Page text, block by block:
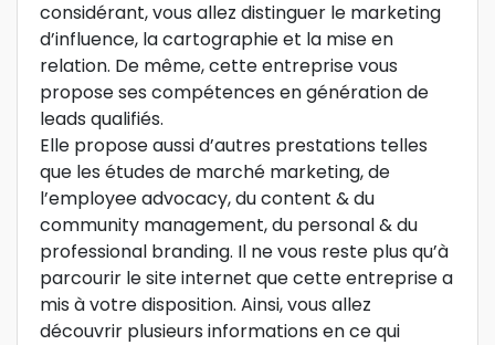
considérant, vous allez distinguer le marketing
d’influence, la cartographie et la mise en
relation. De même, cette entreprise vous
propose ses compétences en génération de
leads qualifiés.
Elle propose aussi d’autres prestations telles
que les études de marché marketing, de
l’employee advocacy, du content & du
community management, du personal & du
professional branding. Il ne vous reste plus qu’à
parcourir le site internet que cette entreprise a
mis à votre disposition. Ainsi, vous allez
découvrir plusieurs informations en ce qui